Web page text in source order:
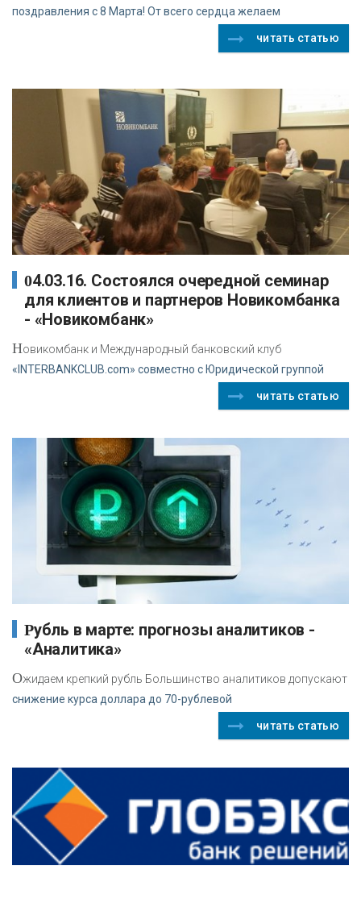
поздравления с 8 Марта! От всего сердца желаем
читать статью
04.03.16. Состоялся очередной семинар
для клиентов и партнеров Новикомбанка
- «Новикомбанк»
Новикомбанк и Международный банковский клуб
«INTERBANKCLUB.com» совместно с Юридической группой
читать статью
Рубль в марте: прогнозы аналитиков -
«Аналитика»
Ожидаем крепкий рубль Большинство аналитиков допускают
снижение курса доллара до 70-рублевой
читать статью